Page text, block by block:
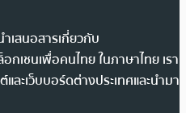
เสนอสารเกี่ยวกับ
กเชนเพื่อคนไทย ในภาษาไทย เรา
ละเว็บบอร์ดต่างประเทศและนำมา